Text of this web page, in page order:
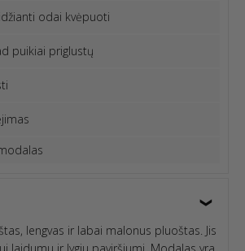
odai kvėpuoti
puikiai priglustų
lengvas ir labai malonus pluoštas. Jis